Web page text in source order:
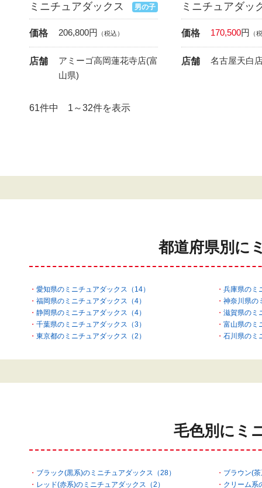
ミニチュアダックス 男の子
価格 206,800円 （税込）
店舗
アミーゴ高岡蓮花寺店(富
山県)
ミニチュアダッ
価格 170,500円 （
店舗 名古屋天白
61件中 1～32件を表示
都道府県別に
愛知県のミニチュアダックス（14）
兵庫県のミ
福岡県のミニチュアダックス（4）
神奈川県の
静岡県のミニチュアダックス（4）
滋賀県のミ
千葉県のミニチュアダックス（3）
富山県のミ
東京都のミニチュアダックス（2）
石川県のミ
毛色別にミ
ブラック(黒系)のミニチュアダックス（28）
ブラウン(
レッド(赤系)のミニチュアダックス（2）
クリーム系